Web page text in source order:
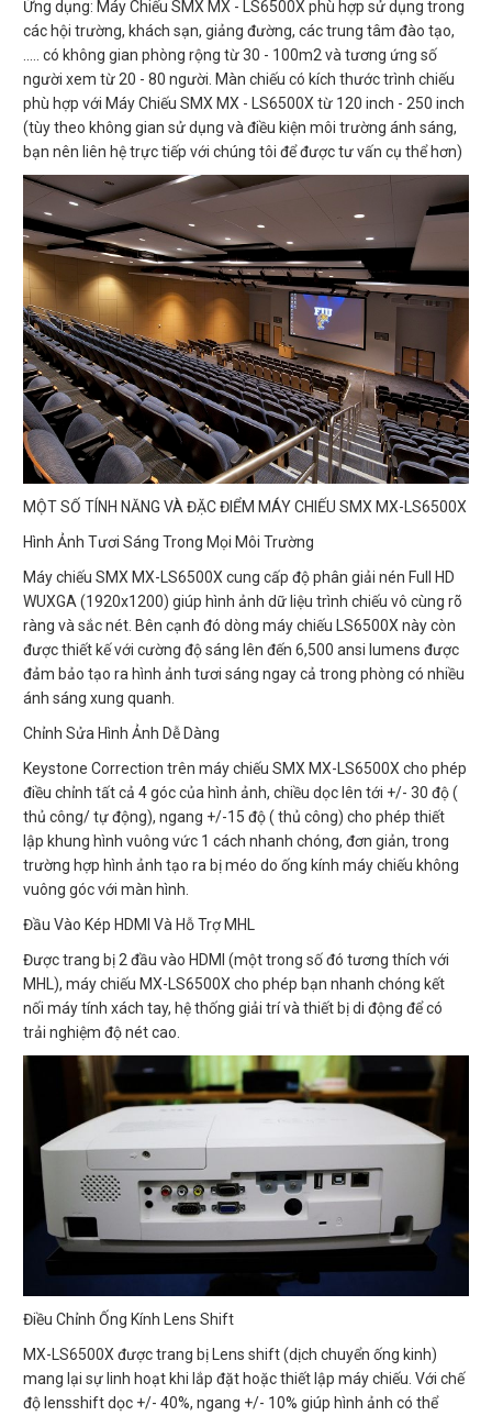
Ứng dụng: Máy Chiếu SMX MX - LS6500X phù hợp sử dụng trong
các hội trường, khách sạn, giảng đường, các trung tâm đào tạo,
..... có không gian phòng rộng từ 30 - 100m2 và tương ứng số
người xem từ 20 - 80 người. Màn chiếu có kích thước trình chiếu
phù hợp với Máy Chiếu SMX MX - LS6500X từ 120 inch - 250 inch
(tùy theo không gian sử dụng và điều kiện môi trường ánh sáng,
bạn nên liên hệ trực tiếp với chúng tôi để được tư vấn cụ thể hơn)
MỘT SỐ TÍNH NĂNG VÀ ĐẶC ĐIỂM MÁY CHIẾU SMX MX-LS6500X
Hình Ảnh Tươi Sáng Trong Mọi Môi Trường
Máy chiếu SMX MX-LS6500X cung cấp độ phân giải nén Full HD
WUXGA (1920x1200) giúp hình ảnh dữ liệu trình chiếu vô cùng rõ
ràng và sắc nét. Bên cạnh đó dòng máy chiếu LS6500X này còn
được thiết kế với cường độ sáng lên đến 6,500 ansi lumens được
đảm bảo tạo ra hình ảnh tươi sáng ngay cả trong phòng có nhiều
ánh sáng xung quanh.
Chỉnh Sửa Hình Ảnh Dễ Dàng
Keystone Correction trên máy chiếu SMX MX-LS6500X cho phép
điều chỉnh tất cả 4 góc của hình ảnh, chiều dọc lên tới +/- 30 độ (
thủ công/ tự động), ngang +/-15 độ ( thủ công) cho phép thiết
lập khung hình vuông vức 1 cách nhanh chóng, đơn giản, trong
trường hợp hình ảnh tạo ra bị méo do ống kính máy chiếu không
vuông góc với màn hình.
Đầu Vào Kép HDMI Và Hỗ Trợ MHL
Được trang bị 2 đầu vào HDMI (một trong số đó tương thích với
MHL), máy chiếu MX-LS6500X cho phép bạn nhanh chóng kết
nối máy tính xách tay, hệ thống giải trí và thiết bị di động để có
trải nghiệm độ nét cao.
Điều Chỉnh Ống Kính Lens Shift
MX-LS6500X được trang bị Lens shift (dịch chuyển ống kinh)
mang lại sự linh hoạt khi lắp đặt hoặc thiết lập máy chiếu. Với chế
độ lensshift dọc +/- 40%, ngang +/- 10% giúp hình ảnh có thể